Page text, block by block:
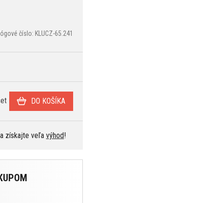
číslo: KLUCZ-65.241
DO KOŠÍKA
získajte veľa výhod!